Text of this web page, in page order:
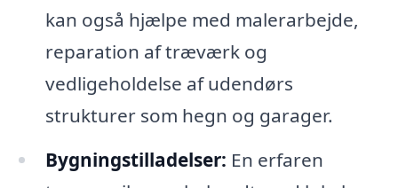
kan også hjælpe med malerarbejde,
reparation af træværk og
vedligeholdelse af udendørs
strukturer som hegn og garager.
Bygningstilladelser: En erfaren